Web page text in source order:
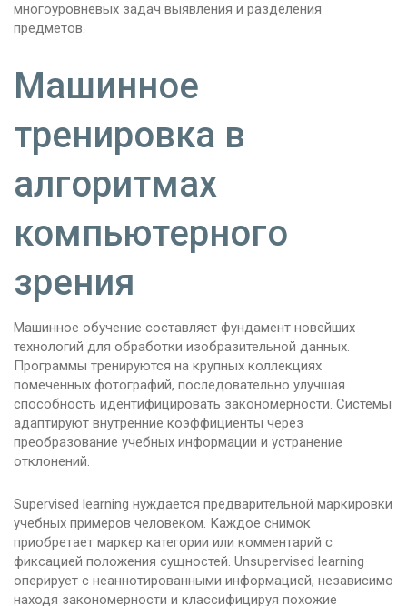
многоуровневых задач выявления и разделения
предметов.
Машинное
тренировка в
алгоритмах
компьютерного
зрения
Машинное обучение составляет фундамент новейших
технологий для обработки изобразительной данных.
Программы тренируются на крупных коллекциях
помеченных фотографий, последовательно улучшая
способность идентифицировать закономерности. Системы
адаптируют внутренние коэффициенты через
преобразование учебных информации и устранение
отклонений.
Supervised learning нуждается предварительной маркировки
учебных примеров человеком. Каждое снимок
приобретает маркер категории или комментарий с
фиксацией положения сущностей. Unsupervised learning
оперирует с неаннотированными информацией, независимо
находя закономерности и классифицируя похожие